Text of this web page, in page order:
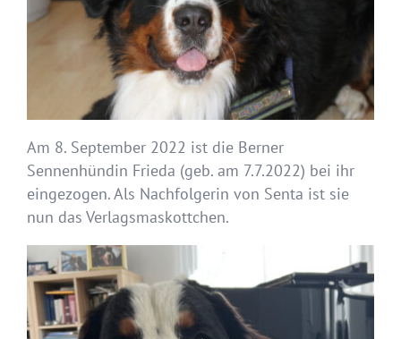
Am 8. September 2022 ist die Berner
Sennenhündin Frieda (geb. am 7.7.2022) bei ihr
eingezogen. Als Nachfolgerin von Senta ist sie
nun das Verlagsmaskottchen.